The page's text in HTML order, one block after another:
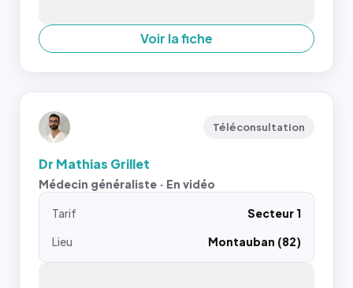
Voir la fiche
Téléconsultation
Dr Mathias Grillet
Médecin généraliste · En vidéo
Tarif
Secteur 1
Lieu
Montauban (82)